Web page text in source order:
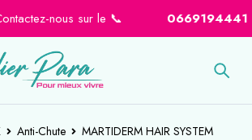
nous sur le 📞 0669194441-
Anti-Chute
MARTIDERM HAIR SYSTEM